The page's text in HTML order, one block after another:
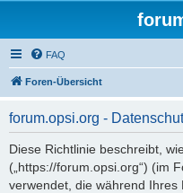
FAQ
Foren-Übersicht
forum.opsi.org -
Diese Richtlinie beschreibt,
(„https://forum.opsi.org“) (im
verwendet, die während Ihres